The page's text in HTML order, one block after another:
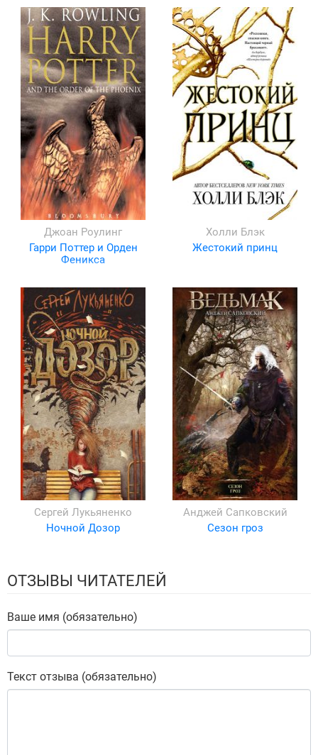
Джоан Роулинг
Гарри Поттер и Орден
Феникса
Холли Блэк
Жестокий принц
Сергей Лукьяненко
Ночной Дозор
Анджей Сапковский
Сезон гроз
ОТЗЫВЫ ЧИТАТЕЛЕЙ
Ваше имя (обязательно)
Текст отзыва (обязательно)